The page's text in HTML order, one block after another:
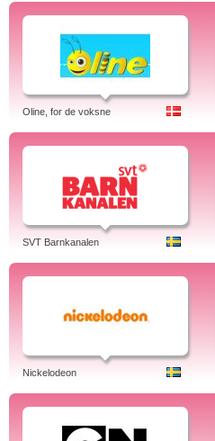
Oline, for de voksne
SVT Barnkanalen
Nickelodeon